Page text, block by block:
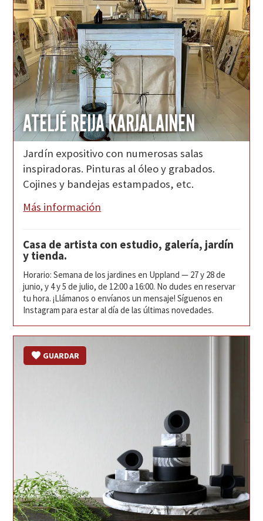
ATELJÉ REIJA KARJALAINEN
Jardín expositivo con numerosas salas
inspiradoras. Pinturas al óleo y grabados.
Cojines y bandejas estampados, etc.
Más información
Casa de artista con estudio, galería, jardín
y tienda.
Horario: Semana de los jardines en Uppland — 27 y 28 de
junio, y 4 y 5 de julio, de 12:00 a 16:00. No dudes en reservar
tu hora. ¡Llámanos o envíanos un mensaje! Síguenos en
Instagram para estar al día de las últimas novedades.
GUARDAR